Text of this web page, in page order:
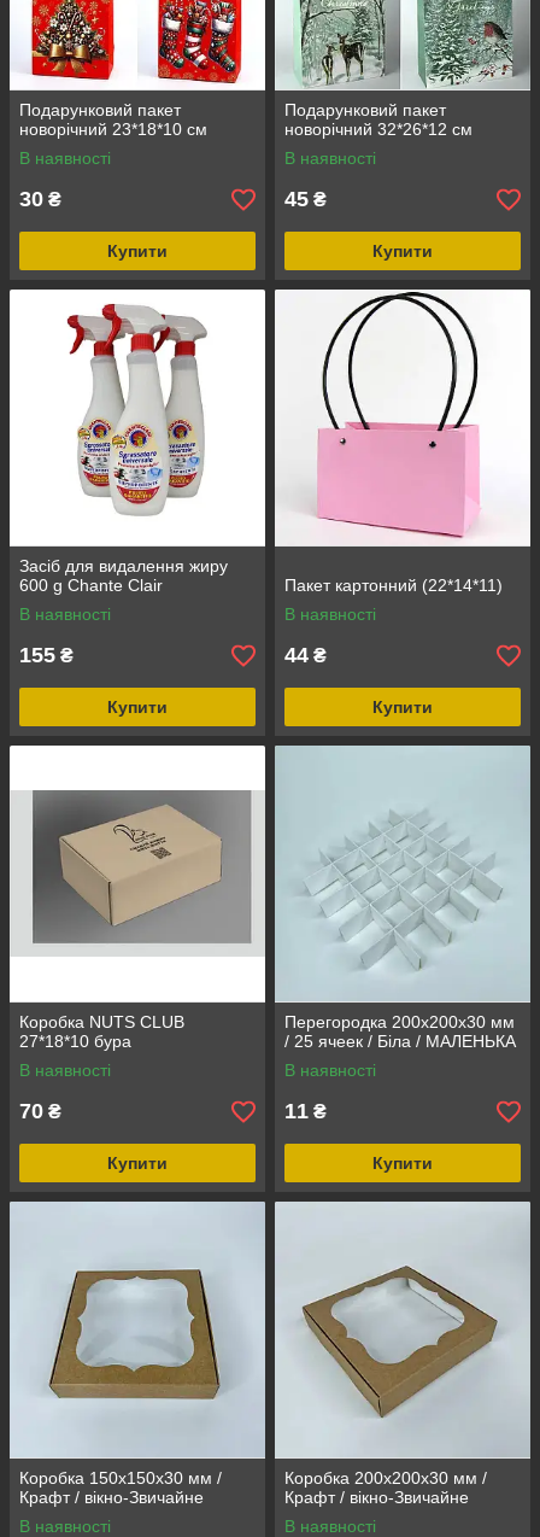
Подарунковий пакет
новорічний 23*18*10 см
В наявності
30 ₴
Купити
Подарунковий пакет
новорічний 32*26*12 см
В наявності
45 ₴
Купити
Засіб для видалення жиру
600 g Chante Clair
В наявності
155 ₴
Купити
Пакет картонний (22*14*11)
В наявності
44 ₴
Купити
Коробка NUTS CLUB
27*18*10 бура
В наявності
70 ₴
Купити
Перегородка 200х200х30 мм
/ 25 ячеек / Біла / МАЛЕНЬКА
В наявності
11 ₴
Купити
Коробка 150х150х30 мм /
Крафт / вікно-Звичайне
В наявності
Коробка 200х200х30 мм /
Крафт / вікно-Звичайне
В наявності